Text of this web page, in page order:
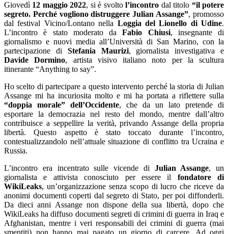
Giovedì 12 maggio 2022, si è svoltol’incontro dal titolo “il potere
segreto. Perché vogliono distruggere Julian Assange”, promosso
dal festival Vicino/Lontano nella Loggia del Lionello di Udine.
L’incontro è stato moderato daFabio Chiusi, insegnante di
giornalismo e nuovi media all’Università di San Marino, con la
partecipazione di Stefania Maurizi, giornalista investigativa e
Davide Dormino, artista visivo italiano noto per la scultura
itinerante “Anything to say”.
Ho scelto di partecipare a questo intervento perché la storia di Julian
Assange mi ha incuriosita molto e mi ha portata a riflettere sulla
“doppia morale” dell’Occidente, che da un lato pretende di
esportare la democrazia nel resto del mondo, mentre dall’altro
contribuisce a seppellire la verità, privando Assange della propria
libertà. Questo aspetto è stato toccato durante l’incontro,
contestualizzandolo nell’attuale situazione di conflitto tra Ucraina e
Russia.
L’incontro era incentrato sulle vicende di Julian Assange, un
giornalista e attivista conosciuto per essere il fondatore di
WikiLeaks, un’organizzazione senza scopo di lucro che riceve da
anonimi documenti coperti dal segreto di Stato, per poi diffonderli.
Da dieci anni Assange non dispone della sua libertà, dopo che
WikiLeaks ha diffuso documenti segreti di crimini di guerra in Iraq e
Afghanistan, mentre i veri responsabili dei crimini di guerra (mai